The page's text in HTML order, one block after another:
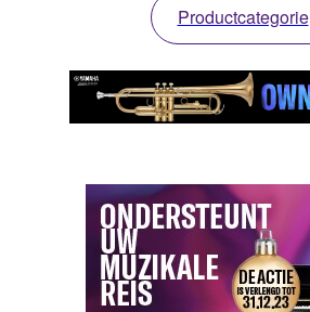
Productcategorie